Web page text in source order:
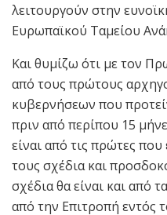
λειτουργούν στην
Ευρωπαϊκού Ταμείου
Και θυμίζω ότι με τον
από τους πρώτους
κυβερνήσεων που
πριν από περίπου 15
είναι από τις πρώτες
τους σχέδια και
σχέδια θα είναι και από
από την Επιτροπή εντός